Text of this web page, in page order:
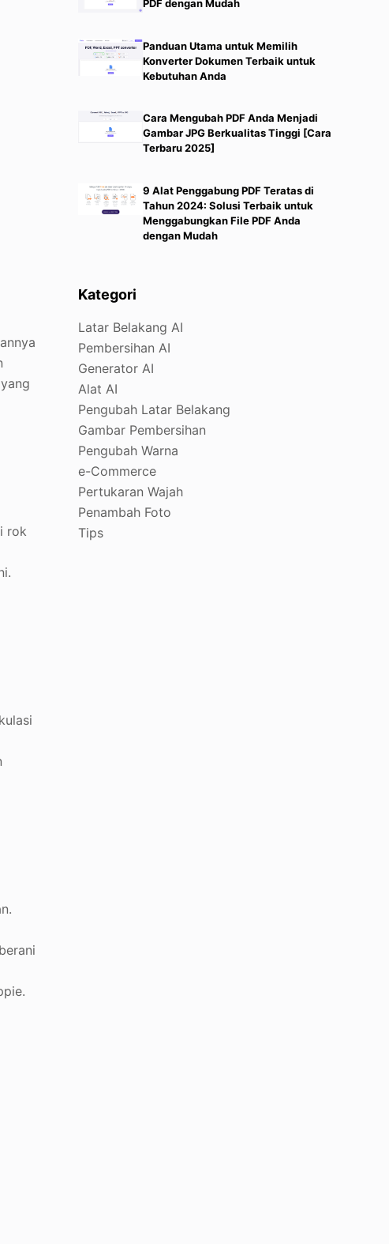
rok
PDF dengan Mudah
Panduan Utama untuk Memilih
Konverter Dokumen Terbaik untuk
Kebutuhan Anda
Cara Mengubah PDF Anda Menjadi
Gambar JPG Berkualitas Tinggi [Cara
Terbaru 2025]
9 Alat Penggabung PDF Teratas di
Tahun 2024: Solusi Terbaik untuk
Menggabungkan File PDF Anda
dengan Mudah
Kategori
Latar Belakang AI
Pembersihan AI
Generator AI
Alat AI
Pengubah Latar Belakang
Gambar Pembersihan
Pengubah Warna
e-Commerce
Pertukaran Wajah
Penambah Foto
Tips